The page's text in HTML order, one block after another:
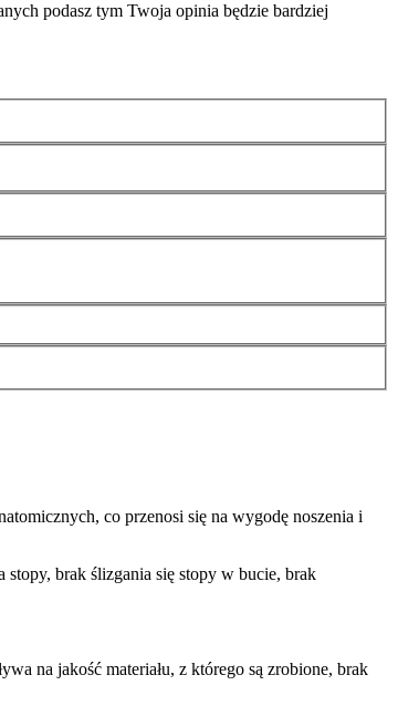
podasz tym Twoja opinia będzie bardziej
co przenosi się na wygodę noszenia i
stopy, brak ślizgania się stopy w bucie, brak
na jakość materiału, z którego są zrobione, brak